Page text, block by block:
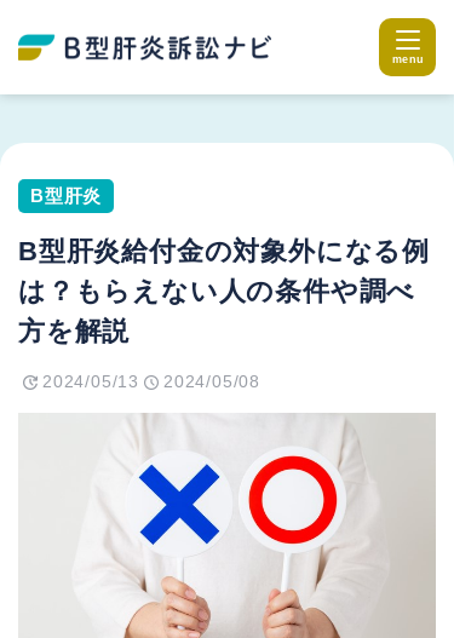
B型肝炎
B型肝炎給付金の対象外になる例
は？もらえない人の条件や調べ
方を解説
2024/05/13 2024/05/08